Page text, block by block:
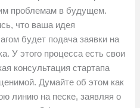
проблемам в будущем.
что ваша идея
будет подача заявки на
У этого процесса есть свои
консультация стартапа
Думайте об этом как
линию на песке, заявляя о